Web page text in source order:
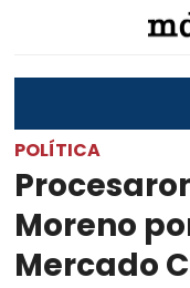
POLÍTICA
Moreno
Mercado